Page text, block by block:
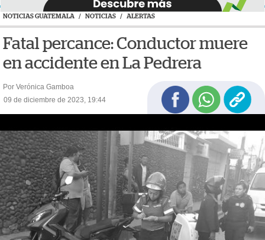
NOTICIAS GUATEMALA / NOTICIAS / ALERTAS
Fatal percance: Conductor muere
en accidente en La Pedrera
Por Verónica Gamboa
09 de diciembre de 2023, 19:44